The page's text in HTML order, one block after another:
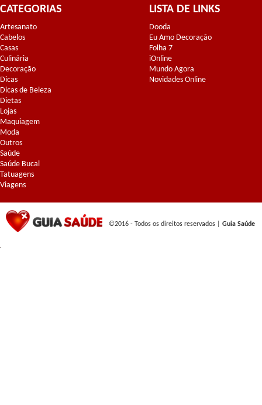
CATEGORIAS
Artesanato
Cabelos
Casas
Culinária
Decoração
Dicas
Dicas de Beleza
Dietas
Lojas
Maquiagem
Moda
Outros
Saúde
Saúde Bucal
Tatuagens
Viagens
LISTA DE LINKS
Dooda
Eu Amo Decoração
Folha 7
iOnline
Mundo Agora
Novidades Online
©2016 - Todos os direitos reservados | Guia Saúde